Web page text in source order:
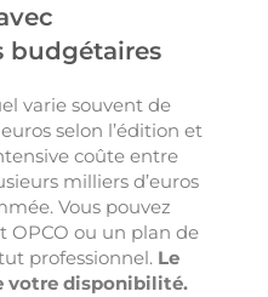
budgétaires
varie souvent de
selon l’édition et
coûte entre
milliers d’euros
Vous pouvez
OPCO ou un plan de
professionnel. Le
votre disponibilité.